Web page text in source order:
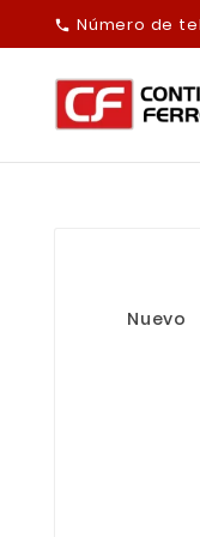
 Número de
Nuevo